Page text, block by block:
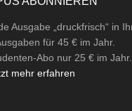
Ausgabe „druckfrisch“ in
für 45 € im Jahr.
Abo nur 25 € im Jahr.
mehr erfahren